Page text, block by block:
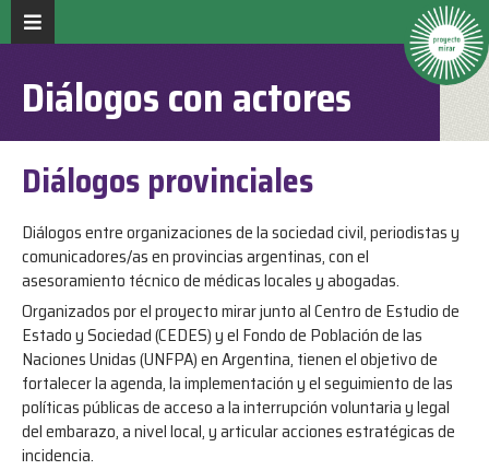
Diálogos con actores
Diálogos provinciales
Diálogos entre organizaciones de la sociedad civil, periodistas y
comunicadores/as en provincias argentinas, con el
asesoramiento técnico de médicas locales y abogadas.
Organizados por el proyecto mirar junto al Centro de Estudio de
Estado y Sociedad (CEDES) y el Fondo de Población de las
Naciones Unidas (UNFPA) en Argentina, tienen el objetivo de
fortalecer la agenda, la implementación y el seguimiento de las
políticas públicas de acceso a la interrupción voluntaria y legal
del embarazo, a nivel local, y articular acciones estratégicas de
incidencia.